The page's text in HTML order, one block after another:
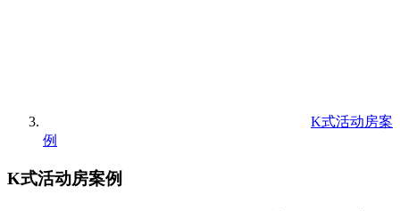
K式活动房案
例
K式活动房案例